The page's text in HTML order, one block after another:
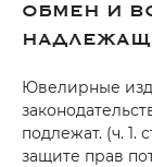
ОБМЕН И
Ювелирные
подлежат. (ч. 1.
защите прав
по 25 %
об